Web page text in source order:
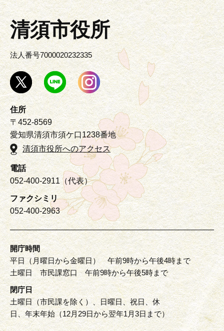
清須市役所
法人番号7000020232335
住所
〒452-8569
愛知県清須市須ケ口1238番地
清須市役所へのアクセス
電話
052-400-2911（代表）
ファクシミリ
052-400-2963
開庁時間
平日（月曜日から金曜日） 午前9時から午後4時まで
土曜日 市民課窓口 午前9時から午後5時まで
閉庁日
土曜日（市民課を除く）、日曜日、祝日、休
日、年末年始（12月29日から翌年1月3日まで）